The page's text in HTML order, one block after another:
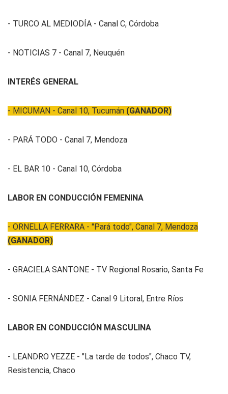
- TURCO AL MEDIODÍA - Canal C, Córdoba
- NOTICIAS 7 - Canal 7, Neuquén
INTERÉS GENERAL
- MICUMAN - Canal 10, Tucumán (GANADOR)
- PARÁ TODO - Canal 7, Mendoza
- EL BAR 10 - Canal 10, Córdoba
LABOR EN CONDUCCIÓN FEMENINA
- ORNELLA FERRARA - "Pará todo", Canal 7, Mendoza
(GANADOR)
- GRACIELA SANTONE - TV Regional Rosario, Santa Fe
- SONIA FERNÁNDEZ - Canal 9 Litoral, Entre Ríos
LABOR EN CONDUCCIÓN MASCULINA
- LEANDRO YEZZE - "La tarde de todos", Chaco TV,
Resistencia, Chaco